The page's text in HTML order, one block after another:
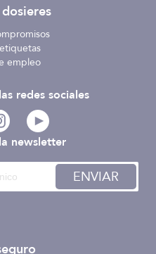
empleo
newsletter
ENVIAR
redes sociales